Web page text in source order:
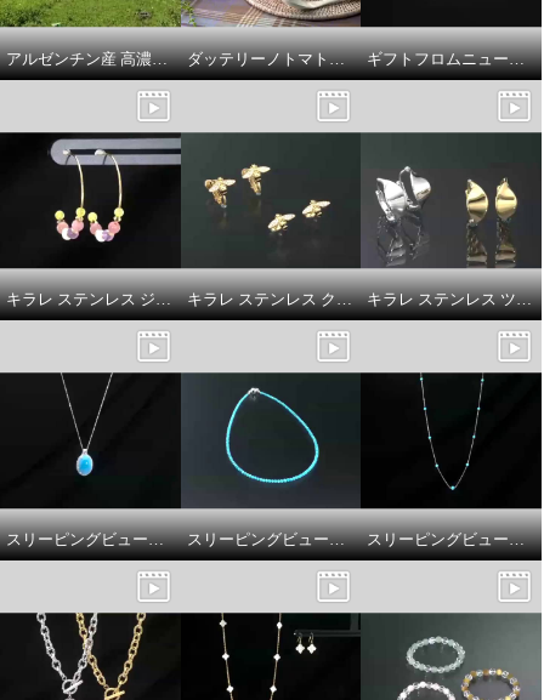
¥0 ¥0
アルゼンチン産 高濃度馬プラセンタエキス １００％使用！ 美容ドリンク “馬プラセンタ１００００ ハクプレミアム” ３箱セット ダッテリーノトマトの トマトジュース漬け ギフトフロムニューヨーク プラチナ９００ モアサナイト ドレープデザイン ペンダントトップ
キラレ ステンレス ジェムストーン＆ プレシオサ社製 クリスタルガラス カラフルフープピアス キラレ ステンレス クリスタルガラス＆ エナメル ミツバチモティーフ イヤリング／ピアス キラレ ステンレス ツイストデザイン ミラーシャイニー 軽やかフープピアス
スリーピングビューティー プラチナ９５０＆８５０ ターコイズ＆ダイヤモンド 取り巻きデザイン ペンダント スリーピングビューティー ３０カラットＵＰ ターコイズ ラウンドビーズ ネックレス スリーピングビューティー シルバー ターコイズ ステーション ネックレス